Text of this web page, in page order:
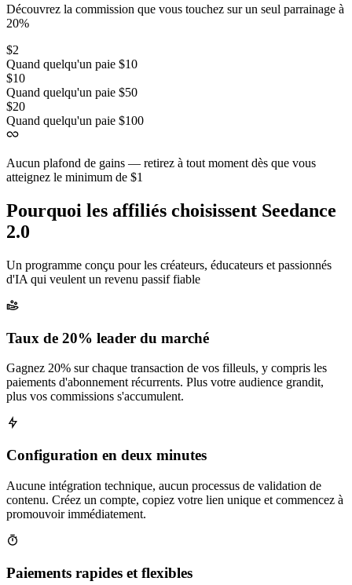
Découvrez la commission que vous touchez sur un seul parrainage à
20%
$2
Quand quelqu'un paie $10
$10
Quand quelqu'un paie $50
$20
Quand quelqu'un paie $100
Aucun plafond de gains — retirez à tout moment dès que vous
atteignez le minimum de $1
Pourquoi les affiliés choisissent Seedance
2.0
Un programme conçu pour les créateurs, éducateurs et passionnés
d'IA qui veulent un revenu passif fiable
Taux de 20% leader du marché
Gagnez 20% sur chaque transaction de vos filleuls, y compris les
paiements d'abonnement récurrents. Plus votre audience grandit,
plus vos commissions s'accumulent.
Configuration en deux minutes
Aucune intégration technique, aucun processus de validation de
contenu. Créez un compte, copiez votre lien unique et commencez à
promouvoir immédiatement.
Paiements rapides et flexibles